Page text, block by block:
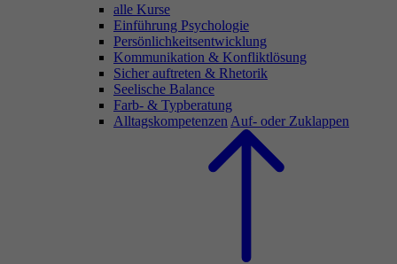
alle Kurse
Einführung Psychologie
Persönlichkeitsentwicklung
Kommunikation & Konfliktlösung
Sicher auftreten & Rhetorik
Seelische Balance
Farb- & Typberatung
Alltagskompetenzen Auf- oder Zuklappen